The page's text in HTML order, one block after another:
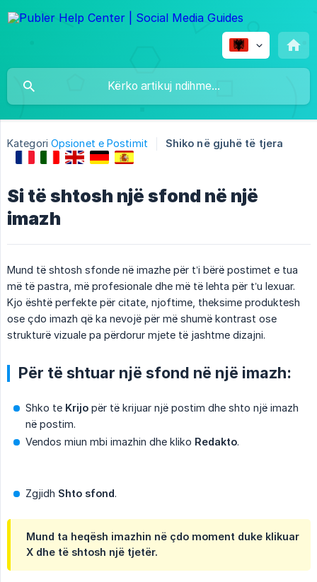
Kategori Opsionet e Postimit Shiko në gjuhë të tjera
Si të shtosh një sfond në një
imazh
Mund të shtosh sfonde në imazhe për t’i bërë postimet e tua
më të pastra, më profesionale dhe më të lehta për t’u lexuar.
Kjo është perfekte për citate, njoftime, theksime produktesh
ose çdo imazh që ka nevojë për më shumë kontrast ose
strukturë vizuale pa përdorur mjete të jashtme dizajni.
Për të shtuar një sfond në një imazh:
Shko te Krijo për të krijuar një postim dhe shto një imazh
në postim.
Vendos miun mbi imazhin dhe kliko Redakto.
Zgjidh Shto sfond.
Mund ta heqësh imazhin në çdo moment duke klikuar
X dhe të shtosh një tjetër.